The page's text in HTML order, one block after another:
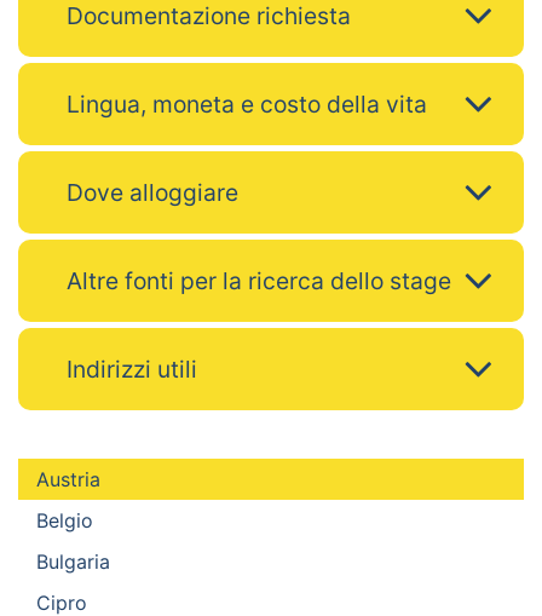
Austria
Belgio
Bulgaria
Cipro
Documentazione richiesta
Lingua, moneta e costo della vita
Dove alloggiare
Altre fonti per la ricerca dello stage
Indirizzi utili